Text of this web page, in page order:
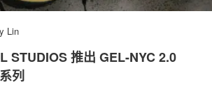
Lin
STUDIOS 推出 GEL-NYC 2.0
列